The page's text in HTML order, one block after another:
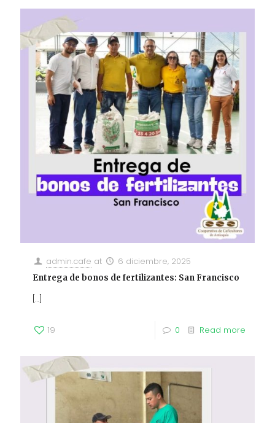
admin.cafe at 6 diciembre, 2025
Entrega de bonos de fertilizantes: San Francisco
[…]
19 0 Read more